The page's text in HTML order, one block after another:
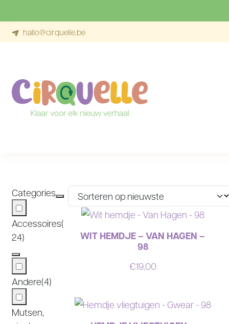
Ga naar de inhoud
hallo@cirquelle.be
Categories
Accessoires(
24)
Andere(4)
Mutsen,
WIT HEMDJE – VAN HAGEN –
98
€19,00